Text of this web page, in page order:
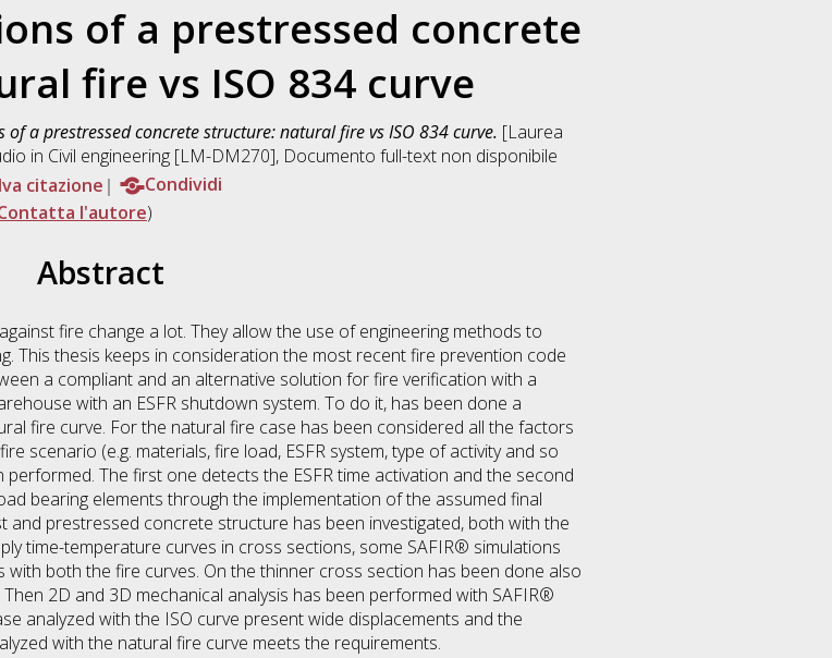
of a prestressed concrete
fire vs ISO 834 curve
of a prestressed concrete structure: natural fire vs ISO 834 curve. [Laurea
in Civil engineering [LM-DM270], Documento full-text non disponibile
citazione
Condividi
l'autore)
Abstract
fire change a lot. They allow the use of engineering methods to
This thesis keeps in consideration the most recent fire prevention code
a compliant and an alternative solution for fire verification with a
with an ESFR shutdown system. To do it, has been done a
fire curve. For the natural fire case has been considered all the factors
scenario (e.g. materials, fire load, ESFR system, type of activity and so
The first one detects the ESFR time activation and the second
bearing elements through the implementation of the assumed final
and prestressed concrete structure has been investigated, both with the
time-temperature curves in cross sections, some SAFIR® simulations
both the fire curves. On the thinner cross section has been done also
2D and 3D mechanical analysis has been performed with SAFIR®
analyzed with the ISO curve present wide displacements and the
with the natural fire curve meets the requirements.